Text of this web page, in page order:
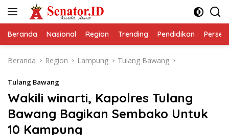
Beranda Nasional Region Trending Pendidikan
Beranda Region Lampung Tulang Bawang
Tulang Bawang
Wakili winarti, Kapolres Tulang
Bawang Bagikan Sembako Untuk
10 Kampung